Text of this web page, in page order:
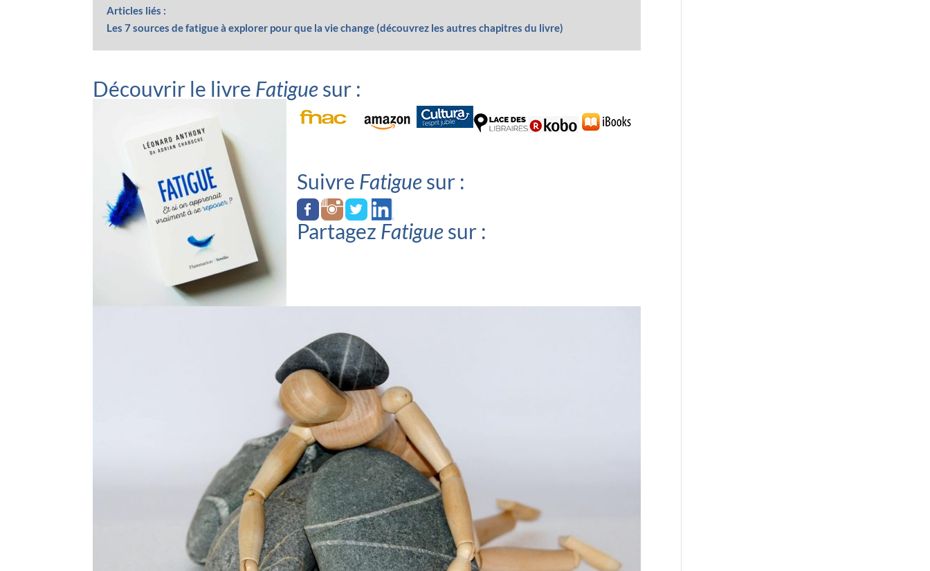
Articles liés :
Les 7 sources de fatigue à explorer pour que la vie change (découvrez les autres chapitres du livre)
Découvrir le livre Fatiguesur :
Suivre Fatiguesur :
Partagez Fatiguesur :